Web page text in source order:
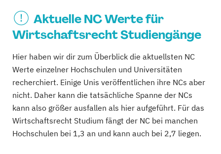
Aktuelle NC Werte für
Wirtschaftsrecht Studiengänge
Hier haben wir dir zum Überblick die aktuellsten NC
Werte einzelner Hochschulen und Universitäten
recherchiert. Einige Unis veröffentlichen ihre NCs aber
nicht. Daher kann die tatsächliche Spanne der NCs
kann also größer ausfallen als hier aufgeführt. Für das
Wirtschaftsrecht Studium fängt der NC bei manchen
Hochschulen bei 1,3 an und kann auch bei 2,7 liegen.